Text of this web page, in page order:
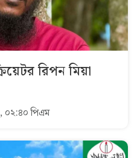
রিপন মিয়া
পিএম